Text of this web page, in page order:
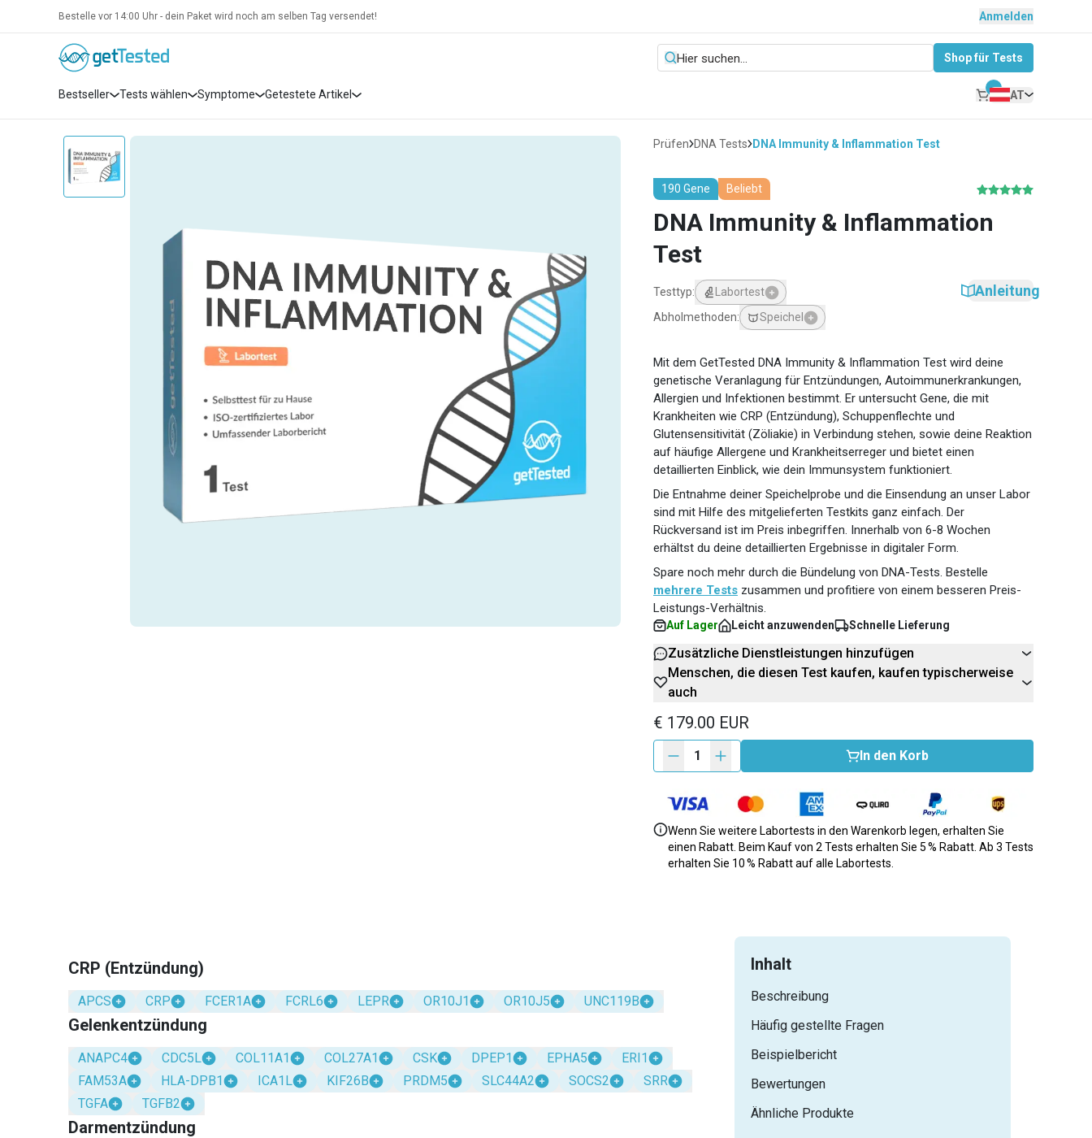
Bestelle vor 14:00 Uhr - dein Paket wird noch am selben Tag versendet! Anmelden
Shop für Tests
Bestseller Tests wählen Symptome Getestete Artikel AT
Prüfen DNA Tests DNA Immunity & Inflammation Test
190 Gene Beliebt
DNA Immunity & Inflammation
Test
Testtyp:
Labortest
Abholmethoden: Speichel
Anleitung
Mit dem GetTested DNA Immunity & Inflammation Test wird deine
genetische Veranlagung für Entzündungen, Autoimmunerkrankungen,
Allergien und Infektionen bestimmt. Er untersucht Gene, die mit
Krankheiten wie CRP (Entzündung), Schuppenflechte und
Glutensensitivität (Zöliakie) in Verbindung stehen, sowie deine Reaktion
auf häufige Allergene und Krankheitserreger und bietet einen
detaillierten Einblick, wie dein Immunsystem funktioniert.
Die Entnahme deiner Speichelprobe und die Einsendung an unser Labor
sind mit Hilfe des mitgelieferten Testkits ganz einfach. Der
Rückversand ist im Preis inbegriffen. Innerhalb von 6-8 Wochen
erhältst du deine detaillierten Ergebnisse in digitaler Form.
Spare noch mehr durch die Bündelung von DNA-Tests. Bestelle
mehrere Tests zusammen und profitiere von einem besseren Preis-
Leistungs-Verhältnis.
Auf Lager Leicht anzuwenden Schnelle Lieferung
Zusätzliche Dienstleistungen hinzufügen
Menschen, die diesen Test kaufen, kaufen typischerweise
auch
€ 179.00 EUR
1 In den Korb
Wenn Sie weitere Labortests in den Warenkorb legen, erhalten Sie
einen Rabatt. Beim Kauf von 2 Tests erhalten Sie 5 % Rabatt. Ab 3 Tests
erhalten Sie 10 % Rabatt auf alle Labortests.
CRP (Entzündung)
APCS CRP FCER1A FCRL6 LEPR OR10J1 OR10J5 UNC119B
Gelenkentzündung
ANAPC4 CDC5L COL11A1 COL27A1 CSK DPEP1 EPHA5
ERI1
FAM53A
HLA-DPB1 ICA1L KIF26B PRDM5 SLC44A2 SOCS2
SRR
TGFA
TGFB2
Darmentzündung
Inhalt
Beschreibung
Häufig gestellte Fragen
Beispielbericht
Bewertungen
Ähnliche Produkte